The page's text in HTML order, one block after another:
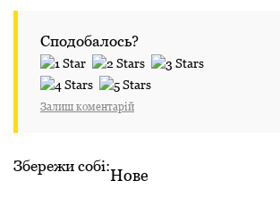
Сподобалось?
Залиш коментарій
Збережи собі:Нове